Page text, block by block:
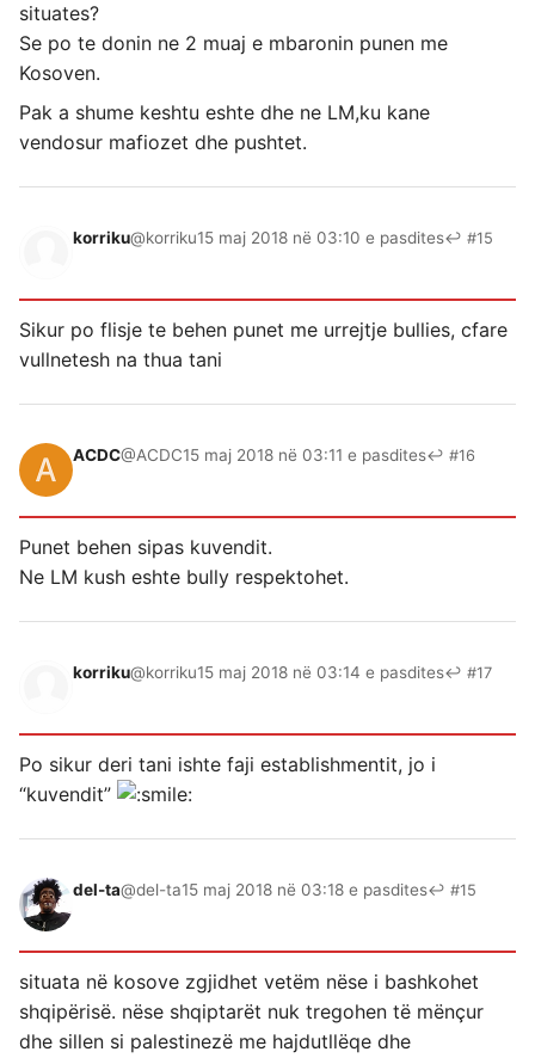
situates?
Se po te donin ne 2 muaj e mbaronin punen me
Kosoven.
Pak a shume keshtu eshte dhe ne LM,ku kane
vendosur mafiozet dhe pushtet.
korriku@korriku15 maj 2018 në 03:10 e pasdites↩ #15
Sikur po flisje te behen punet me urrejtje bullies, cfare
vullnetesh na thua tani
ACDC@ACDC15 maj 2018 në 03:11 e pasdites↩ #16
Punet behen sipas kuvendit.
Ne LM kush eshte bully respektohet.
korriku@korriku15 maj 2018 në 03:14 e pasdites↩ #17
Po sikur deri tani ishte faji establishmentit, jo i
“kuvendit”
del-ta@del-ta15 maj 2018 në 03:18 e pasdites↩ #15
situata në kosove zgjidhet vetëm nëse i bashkohet
shqipërisë. nëse shqiptarët nuk tregohen të mënçur
dhe sillen si palestinezë me hajdutllëqe dhe